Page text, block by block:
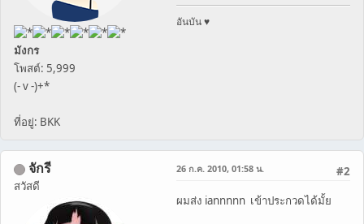
มังกร
โพสต์: 5,999
(- v -)+*
ที่อยู่: BKK
อันบัน ♥
จักรี
สวัสดี
#2
26 ก.ค. 2010, 01:58 น.
ผมส่ง iannnnn เข้าประกวดได้มั้ย